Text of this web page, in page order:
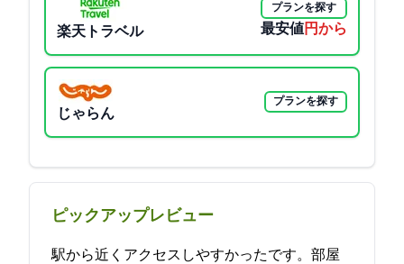
楽天トラベル
プランを探す
最安値4750円から
じゃらん
プランを探す
ピックアップレビュー
駅から近くアクセスしやすかったです。部屋